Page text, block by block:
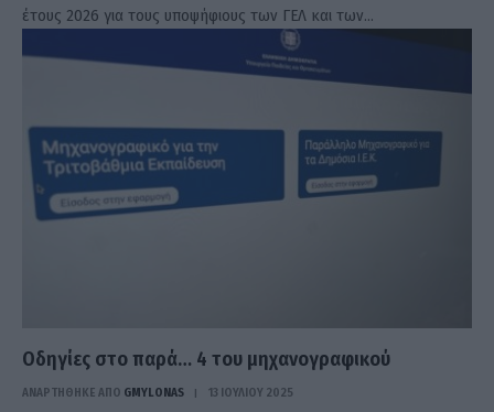
έτους 2026 για τους υποψήφιους των ΓΕΛ και των…
Οδηγίες στο παρά… 4 του μηχανογραφικού
ΑΝΑΡΤΗΘΗΚΕ ΑΠΟ GMYLONAS 13 ΙΟΥΛΊΟΥ 2025